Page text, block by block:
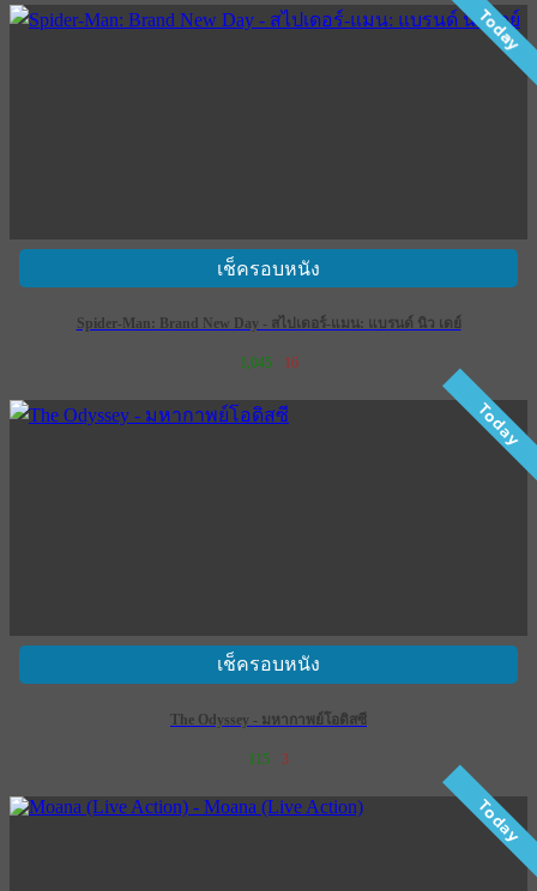
Today
เช็ครอบหนัง
Spider-Man: Brand New Day - สไปเดอร์-แมน: แบรนด์ นิว เดย์
1,045 16
Today
เช็ครอบหนัง
The Odyssey - มหากาพย์โอดิสซี
115 3
Today